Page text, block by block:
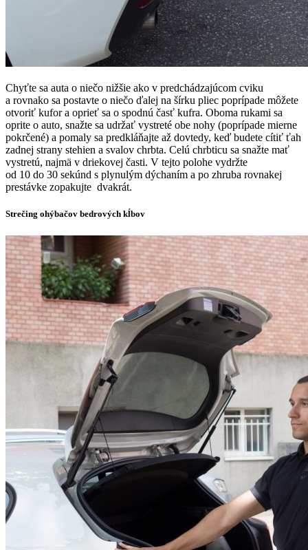
Chyťte sa auta o niečo nižšie ako v predchádzajúcom cviku
a rovnako sa postavte o niečo ďalej na šírku pliec poprípade môžete
otvoriť kufor a oprieť sa o spodnú časť kufra. Oboma rukami sa
oprite o auto, snažte sa udržať vystreté obe nohy (poprípade mierne
pokrčené) a pomaly sa predkláňajte až dovtedy, keď budete cítiť ťah
zadnej strany stehien a svalov chrbta. Celú chrbticu sa snažte mať
vystretú, najmä v driekovej časti. V tejto polohe vydržte
od 10 do 30 sekúnd s plynulým dýchaním a po zhruba rovnakej
prestávke zopakujte dvakrát.
Strečing ohýbačov bedrových kĺbov